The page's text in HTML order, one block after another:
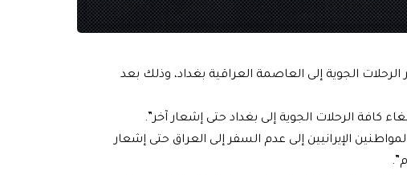
الجوية إلى العاصمة العراقية بغداد، وذلك بعد
كافة الرحلات الجوية إلى بغداد حتى إشعار آخر”.
الإيرانيين إلى عدم السفر إلى العراق حتى إشعار